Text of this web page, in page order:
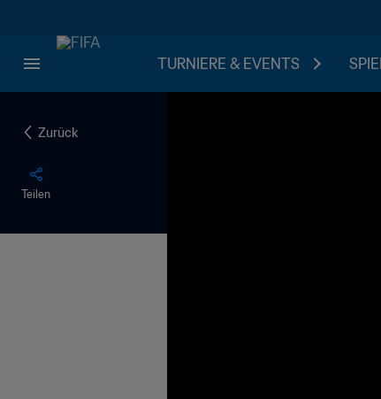
TURNIERE & EVENTS
Zurück
Teilen